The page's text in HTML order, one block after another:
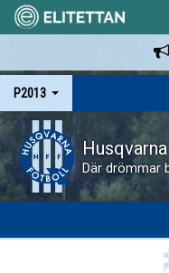
P2013
Där drömmar